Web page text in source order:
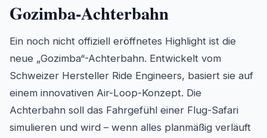
Gozimba-Achterbahn
Ein noch nicht offiziell eröffnetes Highlight ist die
neue „Gozimba“-Achterbahn. Entwickelt vom
Schweizer Hersteller Ride Engineers, basiert sie auf
einem innovativen Air-Loop-Konzept. Die
Achterbahn soll das Fahrgefühl einer Flug-Safari
simulieren und wird – wenn alles planmäßig verläuft